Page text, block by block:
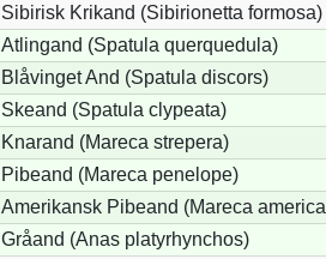
Sibirisk Krikand (Sibirionetta formosa)
Atlingand (Spatula querquedula)
Blåvinget And (Spatula discors)
Skeand (Spatula clypeata)
Knarand (Mareca strepera)
Pibeand (Mareca penelope)
Amerikansk Pibeand (Mareca
Gråand (Anas platyrhynchos)